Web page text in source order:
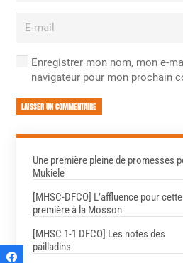
Enregistrer mon nom, mon e-
navigateur pour mon prochain
LAISSER UN COMMENTAIRE
Une première pleine de promesses
Mukiele
[MHSC-DFCO] L’affluence pour cette
première à la Mosson
[MHSC 1-1 DFCO] Les notes des
pailladins